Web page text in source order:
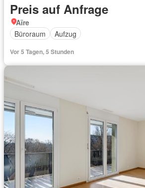
Preis auf Anfrage
Aïre
Büroraum
Aufzug
Vor 5 Tagen, 5 Stunden